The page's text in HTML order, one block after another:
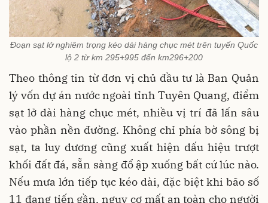
Đoạn sạt lở nghiêm trọng kéo dài hàng chục mét trên tuyến Quốc
lộ 2 từ km 295+995 đến km296+200
Theo thông tin từ đơn vị chủ đầu tư là Ban Quản
lý vốn dự án nước ngoài tỉnh Tuyên Quang, điểm
sạt lở dài hàng chục mét, nhiều vị trí đã lấn sâu
vào phần nền đường. Không chỉ phía bờ sông bị
sạt, ta luy dương cũng xuất hiện dấu hiệu trượt
khối đất đá, sẵn sàng đổ ập xuống bất cứ lúc nào.
Nếu mưa lớn tiếp tục kéo dài, đặc biệt khi bão số
11 đang tiến gần, nguy cơ mất an toàn cho người